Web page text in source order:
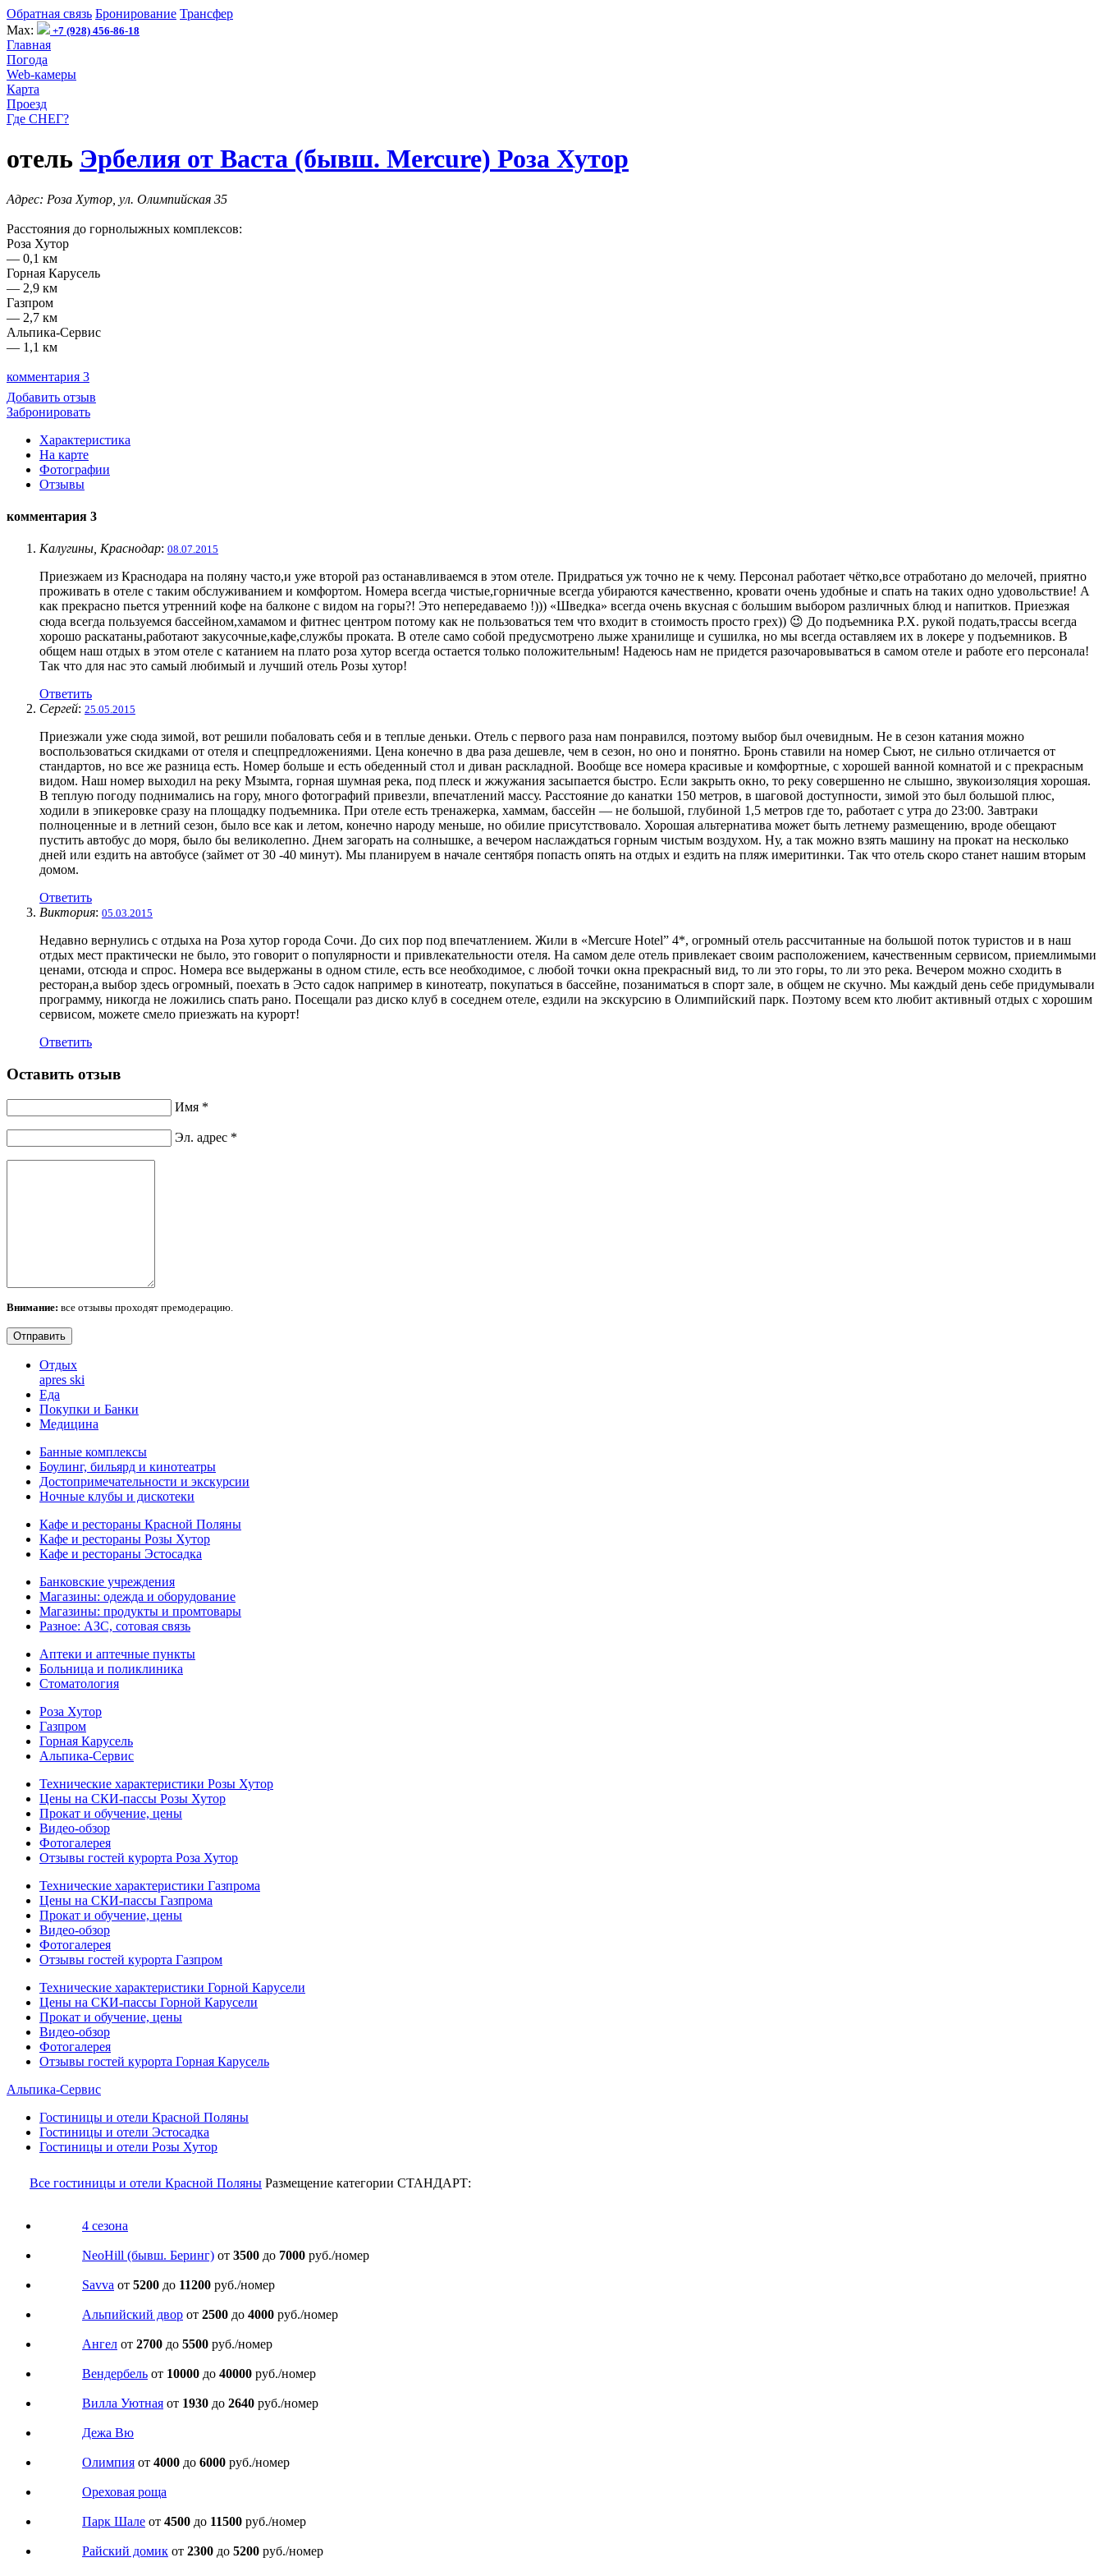
Обратная связь Бронирование Трансфер
Max:
+7 (928) 456-86-18
Главная
Погода
Web-камеры
Карта
Проезд
Где СНЕГ?
отель Эрбелия от Васта (бывш. Mercure) Роза Хутор
Адрес: Роза Хутор, ул. Олимпийская 35
Расстояния до горнолыжных комплексов:
Роза Хутор
— 0,1 км
Горная Карусель
— 2,9 км
Газпром
— 2,7 км
Альпика-Сервис
— 1,1 км
комментария 3
Добавить отзыв
Забронировать
Характеристика
На карте
Фотографии
Отзывы
комментария 3
Калугины, Краснодар: 08.07.2015
Приезжаем из Краснодара на поляну часто,и уже второй раз останавливаемся в этом отеле. Придраться уж точно не к чему. Персонал работает чётко,все отработано до мелочей, приятно
проживать в отеле с таким обслуживанием и комфортом. Номера всегда чистые,горничные всегда убираются качественно, кровати очень удобные и спать на таких одно удовольствие! А
как прекрасно пьется утренний кофе на балконе с видом на горы?! Это непередаваемо !))) «Шведка» всегда очень вкусная с большим выбором различных блюд и напитков. Приезжая
сюда всегда пользуемся бассейном,хамамом и фитнес центром потому как не пользоваться тем что входит в стоимость просто грех)) 😉 До подъемника Р.Х. рукой подать,трассы всегда
хорошо раскатаны,работают закусочные,кафе,службы проката. В отеле само собой предусмотрено лыже хранилище и сушилка, но мы всегда оставляем их в локере у подъемников. В
общем наш отдых в этом отеле с катанием на плато роза хутор всегда остается только положительным! Надеюсь нам не придется разочаровываться в самом отеле и работе его персонала!
Так что для нас это самый любимый и лучший отель Розы хутор!
Ответить
Сергей: 25.05.2015
Приезжали уже сюда зимой, вот решили побаловать себя и в теплые деньки. Отель с первого раза нам понравился, поэтому выбор был очевидным. Не в сезон катания можно
воспользоваться скидками от отеля и спецпредложениями. Цена конечно в два раза дешевле, чем в сезон, но оно и понятно. Бронь ставили на номер Сьют, не сильно отличается от
стандартов, но все же разница есть. Номер больше и есть обеденный стол и диван раскладной. Вообще все номера красивые и комфортные, с хорошей ванной комнатой и с прекрасным
видом. Наш номер выходил на реку Мзымта, горная шумная река, под плеск и жжужания засыпается быстро. Если закрыть окно, то реку совершенно не слышно, звукоизоляция хорошая.
В теплую погоду поднимались на гору, много фотографий привезли, впечатлений массу. Расстояние до канатки 150 метров, в шаговой доступности, зимой это был большой плюс,
ходили в эпикеровке сразу на площадку подъемника. При отеле есть тренажерка, хаммам, бассейн — не большой, глубиной 1,5 метров где то, работает с утра до 23:00. Завтраки
полноценные и в летний сезон, было все как и летом, конечно народу меньше, но обилие присутствовало. Хорошая альтернатива может быть летнему размещению, вроде обещают
пустить автобус до моря, было бы великолепно. Днем загорать на солнышке, а вечером наслаждаться горным чистым воздухом. Ну, а так можно взять машину на прокат на несколько
дней или ездить на автобусе (займет от 30 -40 минут). Мы планируем в начале сентября попасть опять на отдых и ездить на пляж имеритинки. Так что отель скоро станет нашим вторым
домом.
Ответить
Виктория: 05.03.2015
Недавно вернулись с отдыха на Роза хутор города Сочи. До сих пор под впечатлением. Жили в «Mercure Hotel” 4*, огромный отель рассчитанные на большой поток туристов и в наш
отдых мест практически не было, это говорит о популярности и привлекательности отеля. На самом деле отель привлекает своим расположением, качественным сервисом, приемлимыми
ценами, отсюда и спрос. Номера все выдержаны в одном стиле, есть все необходимое, с любой точки окна прекрасный вид, то ли это горы, то ли это река. Вечером можно сходить в
ресторан,а выбор здесь огромный, поехать в Эсто садок например в кинотеатр, покупаться в бассейне, позаниматься в спорт зале, в общем не скучно. Мы каждый день себе придумывали
программу, никогда не ложились спать рано. Посещали раз диско клуб в соседнем отеле, ездили на экскурсию в Олимпийский парк. Поэтому всем кто любит активный отдых с хорошим
сервисом, можете смело приезжать на курорт!
Ответить
Оставить отзыв
Имя *
Эл. адрес *
Внимание: все отзывы проходят премодерацию.
Отдых
apres ski
Еда
Покупки и Банки
Медицина
Банные комплексы
Боулинг, бильярд и кинотеатры
Достопримечательности и экскурсии
Ночные клубы и дискотеки
Кафе и рестораны Красной Поляны
Кафе и рестораны Розы Хутор
Кафе и рестораны Эстосадка
Банковские учреждения
Магазины: одежда и оборудование
Магазины: продукты и промтовары
Разное: АЗС, сотовая связь
Аптеки и аптечные пункты
Больница и поликлиника
Стоматология
Роза Хутор
Газпром
Горная Карусель
Альпика-Сервис
Технические характеристики Розы Хутор
Цены на СКИ-пассы Розы Хутор
Прокат и обучение, цены
Видео-обзор
Фотогалерея
Отзывы гостей курорта Роза Хутор
Технические характеристики Газпрома
Цены на СКИ-пассы Газпрома
Прокат и обучение, цены
Видео-обзор
Фотогалерея
Отзывы гостей курорта Газпром
Технические характеристики Горной Карусели
Цены на СКИ-пассы Горной Карусели
Прокат и обучение, цены
Видео-обзор
Фотогалерея
Отзывы гостей курорта Горная Карусель
Альпика-Сервис
Гостиницы и отели Красной Поляны
Гостиницы и отели Эстосадка
Гостиницы и отели Розы Хутор
Все гостиницы и отели Красной Поляны Размещение категории СТАНДАРТ:
4 сезона
NeoHill (бывш. Беринг) от 3500 до 7000 руб./номер
Savva от 5200 до 11200 руб./номер
Альпийский двор от 2500 до 4000 руб./номер
Ангел от 2700 до 5500 руб./номер
Вендербель от 10000 до 40000 руб./номер
Вилла Уютная от 1930 до 2640 руб./номер
Дежа Вю
Олимпия от 4000 до 6000 руб./номер
Ореховая роща
Парк Шале от 4500 до 11500 руб./номер
Райский домик от 2300 до 5200 руб./номер